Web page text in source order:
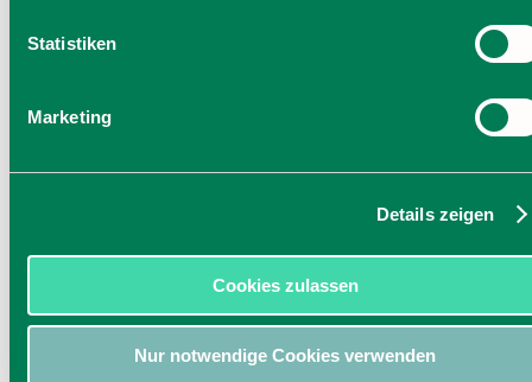
Statistiken
Marketing
Details zeigen
Cookies zulassen
Nur notwendige Cookies verwenden